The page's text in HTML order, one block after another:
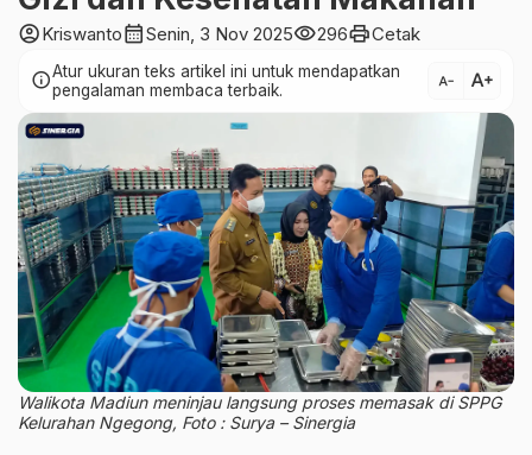
account_circleKriswantocalendar_monthSenin, 3 Nov 2025visibility296printCetak
infoAtur ukuran teks artikel ini untuk mendapatkan
pengalaman membaca terbaik.
text_decrease text_increase
Walikota Madiun meninjau langsung proses memasak di SPPG
Kelurahan Ngegong, Foto : Surya – Sinergia